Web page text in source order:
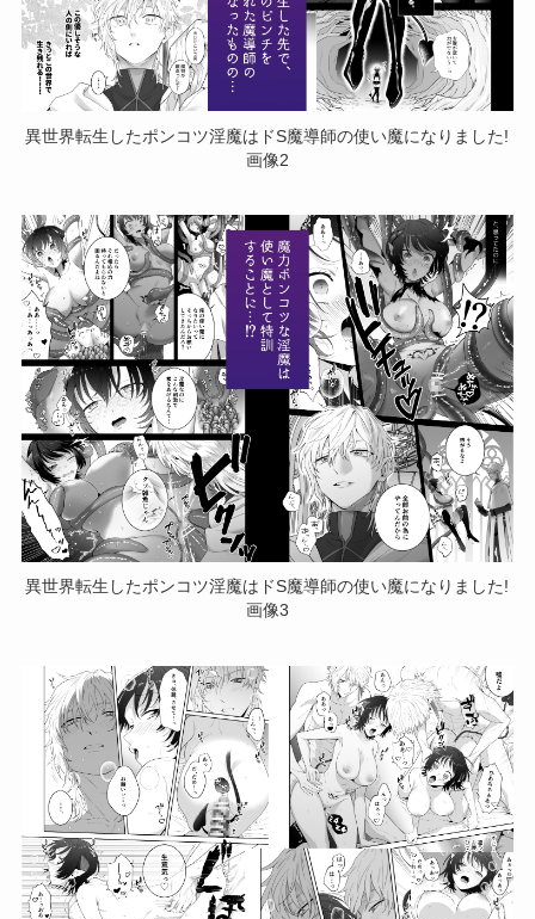
異世界転生したポンコツ淫魔はドS魔導師の使い魔になりました!
画像2
異世界転生したポンコツ淫魔はドS魔導師の使い魔になりました!
画像3